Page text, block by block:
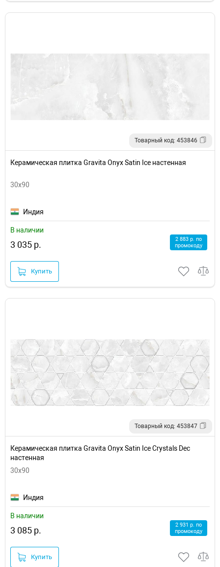
Товарный код: 453846
Керамическая плитка Gravita Onyx Satin Ice настенная
30x90
Индия
В наличии
3 035 р.
2 883 р. по
промокоду
Купить
Товарный код: 453847
Керамическая плитка Gravita Onyx Satin Ice Crystals Dec
настенная
30x90
Индия
В наличии
3 085 р.
2 931 р. по
промокоду
Купить